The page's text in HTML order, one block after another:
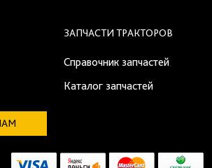
ЗАПЧАСТИ ТРАКТОРОВ
Справочник запчастей
Каталог запчастей